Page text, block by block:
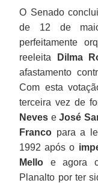
O Senado
de 12 de
perfeitamente
reeleita
Dilma
afastamento
Com esta
terceira vez de
Neves eJosé
Franco para a
1992 após o
Mello e agora
Planalto por ter